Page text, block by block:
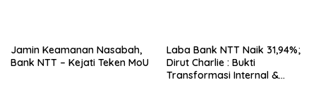
Jamin Keamanan Nasabah,
Bank NTT – Kejati Teken MoU
Laba Bank NTT Naik 31,94%;
Dirut Charlie : Bukti
Transformasi Internal &